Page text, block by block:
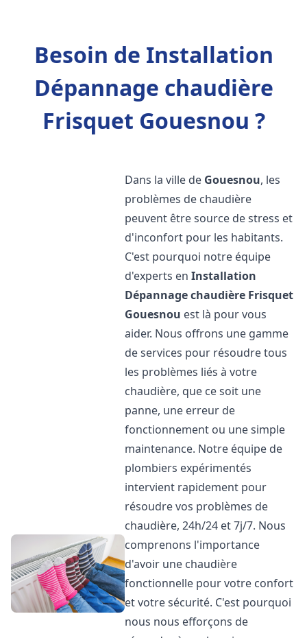
Besoin de Installation
Dépannage chaudière
Frisquet Gouesnou ?
Dans la ville de Gouesnou, les
problèmes de chaudière
peuvent être source de stress et
d'inconfort pour les habitants.
C'est pourquoi notre équipe
d'experts enInstallation
Dépannage chaudière Frisquet
Gouesnou est là pour vous
aider. Nous offrons une gamme
de services pour résoudre tous
les problèmes liés à votre
chaudière, que ce soit une
panne, une erreur de
fonctionnement ou une simple
maintenance. Notre équipe de
plombiers expérimentés
intervient rapidement pour
résoudre vos problèmes de
chaudière, 24h/24 et 7j/7. Nous
comprenons l'importance
d'avoir une chaudière
fonctionnelle pour votre confort
et votre sécurité. C'est pourquoi
nous nous efforçons de